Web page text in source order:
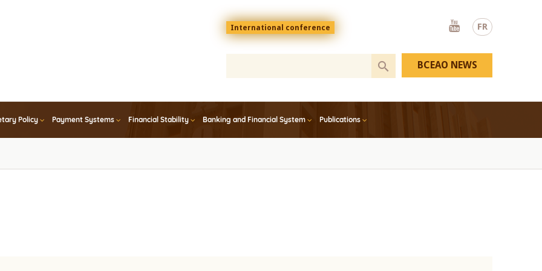
FR
Menu
top
En
International conference
Youtube
Policy Payment Systems Financial Stability Banking and Financial System Publications
BCEAO NEWS